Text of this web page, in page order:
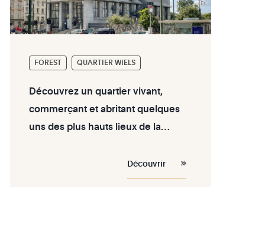
FOREST QUARTIER WIELS
Découvrez un quartier vivant,
commerçant et abritant quelques
uns des plus hauts lieux de la
WIELS de Forest. Immo,
commerces, loisirs... nous vous
Découvrir